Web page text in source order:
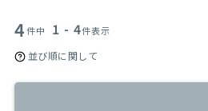
4件中 1 - 4件表示
並び順に関して